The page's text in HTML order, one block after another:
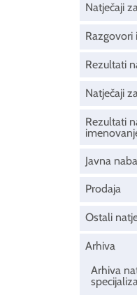
Natječaji
Razgovori
Rezultati
Natječaji
Rezultati
Javna
Prodaja
Ostali
Arhiva
Arhiva